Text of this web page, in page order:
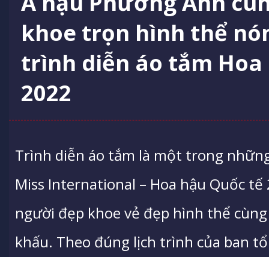
khoe trọn hình thể
trình diễn áo tắm Hoa
2022
Trình diễn áo tắm là một trong
Miss International – Hoa hậu Quốc
người đẹp khoe vẻ đẹp hình thể
khấu. Theo đúng lịch trình của ban